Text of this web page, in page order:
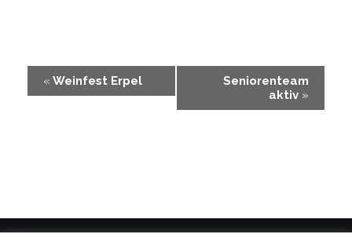
Veranstaltung-
Navigation
« Weinfest Erpel
Seniorenteam
aktiv »